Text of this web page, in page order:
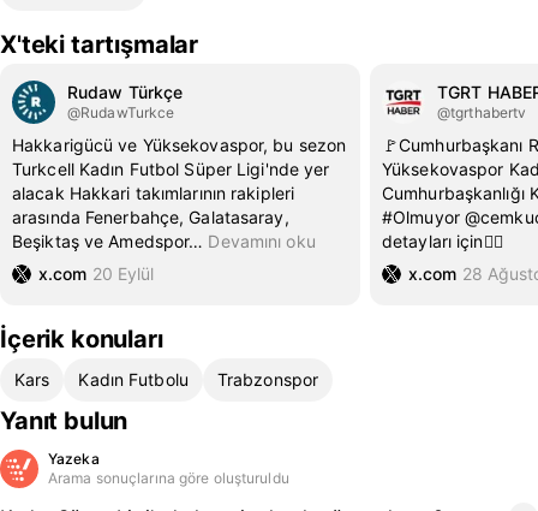
X'teki tartışmalar
Rudaw Türkçe
@RudawTurkce
Hakkarigücü ve Yüksekovaspor, bu sezon
Turkcell Kadın Futbol Süper Ligi'nde yer
alacak Hakkari takımlarının rakipleri
arasında Fenerbahçe, Galatasaray,
Beşiktaş ve Amedspor… Devamını oku
x.com 20 Eylül
TGRT
@tgrthabertv
🚩Cumhurbaşkanı
Yüksekovaspor
#Olmuyor
detayları için👇🏻
x.com 28
İçerik konuları
Kars Kadın Futbolu Trabzonspor
Yanıt bulun
Yazeka
Arama sonuçlarına göre oluşturuldu